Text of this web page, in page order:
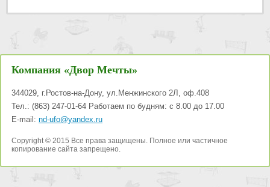
Компания «Двор Мечты»
344029, г.Ростов-на-Дону, ул.Менжинского 2Л, оф.408
Тел.: (863) 247-01-64 Работаем по будням: с 8.00 до 17.00
E-mail: nd-ufo@yandex.ru
Copyright © 2015 Все права защищены. Полное или частичное
копирование сайта запрещено.